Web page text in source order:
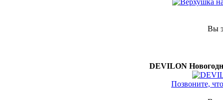
Вы
DEVILON
Позвоните,